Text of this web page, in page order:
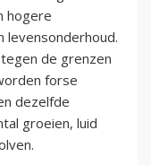
hogere
levensonderhoud.
de grenzen
forse
dezelfde
groeien, luid